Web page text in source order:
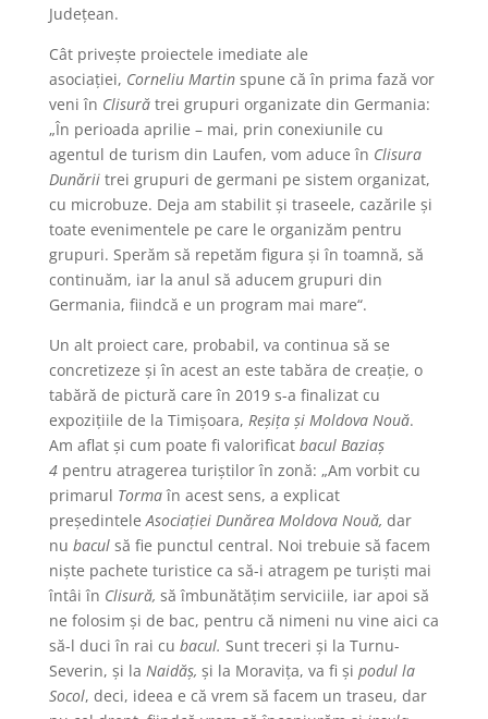
Judeţean.
Cât priveşte proiectele imediate ale
asociaţiei, Corneliu Martinspune că în prima fază vor
veni în Clisurătrei grupuri organizate din Germania:
„În perioada aprilie – mai, prin conexiunile cu
agentul de turism din Laufen, vom aduce în Clisura
Dunăriitrei grupuri de germani pe sistem organizat,
cu microbuze. Deja am stabilit şi traseele, cazările şi
toate evenimentele pe care le organizăm pentru
grupuri. Sperăm să repetăm figura şi în toamnă, să
continuăm, iar la anul să aducem grupuri din
Germania, fiindcă e un program mai mare“.
Un alt proiect care, probabil, va continua să se
concretizeze şi în acest an este tabăra de creaţie, o
tabără de pictură care în 2019 s-a finalizat cu
expoziţiile de la Timişoara, Reşiţa şi Moldova Nouă.
Am aflat şi cum poate fi valorificat bacul Baziaş
4pentru atragerea turiştilor în zonă: „Am vorbit cu
primarul Tormaîn acest sens, a explicat
preşedinteleAsociaţiei Dunărea Moldova Nouă, dar
nu baculsă fie punctul central. Noi trebuie să facem
nişte pachete turistice ca să-i atragem pe turişti mai
întâi în Clisură, să îmbunătăţim serviciile, iar apoi să
ne folosim şi de bac, pentru că nimeni nu vine aici ca
să-l duci în rai cu bacul. Sunt treceri şi la Turnu-
Severin, şi la Naidăş, şi la Moraviţa, va fi şi podul la
Socol, deci, ideea e că vrem să facem un traseu, dar